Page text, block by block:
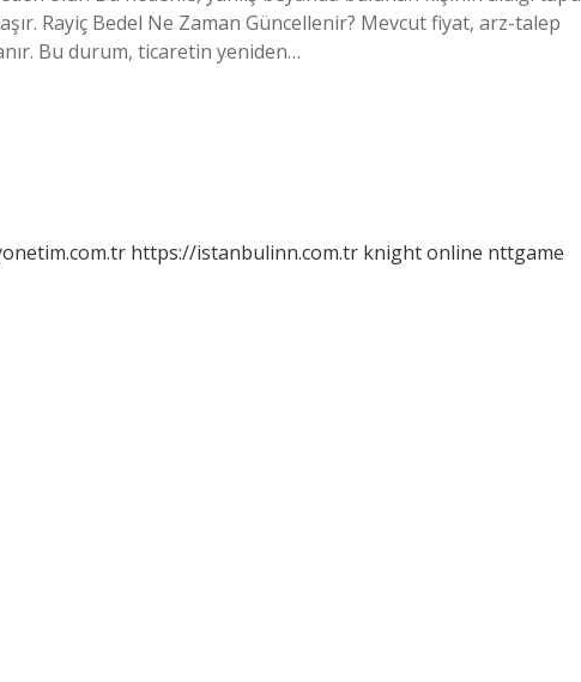
Rayiç Bedel Ne Zaman Güncellenir? Mevcut fiyat, arz-talep
Bu durum, ticaretin yeniden…
https://istanbulinn.com.tr knight online nttgame